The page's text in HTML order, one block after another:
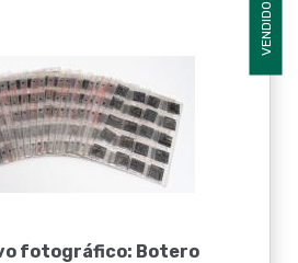
VENDIDO
fotográfico: Botero